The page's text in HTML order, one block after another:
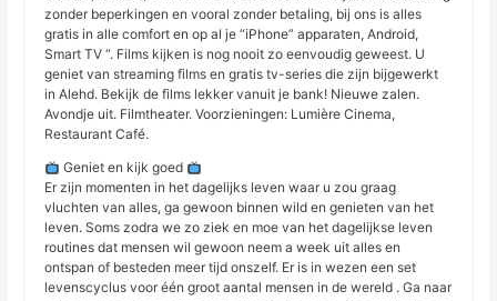
zonder beperkingen en vooral zonder betaling, bij ons is alles
gratis in alle comfort en op al je “iPhone” apparaten, Android,
Smart TV “. Films kijken is nog nooit zo eenvoudig geweest. U
geniet van streaming films en gratis tv-series die zijn bijgewerkt
in Alehd. Bekijk de films lekker vanuit je bank! Nieuwe zalen.
Avondje uit. Filmtheater. Voorzieningen: Lumière Cinema,
Restaurant Café.
Geniet en kijk goed
Er zijn momenten in het dagelijks leven waar u zou graag
vluchten van alles, ga gewoon binnen wild en genieten van het
leven. Soms zodra we zo ziek en moe van het dagelijkse leven
routines dat mensen wil gewoon neem a week uit alles en
ontspan of besteden meer tijd onszelf. Er is in wezen een set
levenscyclus voor één groot aantal mensen in de wereld . Ga naar